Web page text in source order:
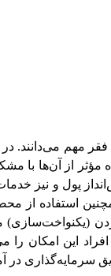
مهم می‌دانند.
مؤثر از آن‌ها
پول و نیز
استفاده از
این امکان را
سرمایه‌گذاری